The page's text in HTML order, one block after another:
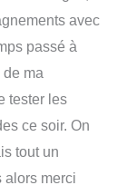
avec
passé à
ma
tester les
ce soir. On
tout un
alors merci